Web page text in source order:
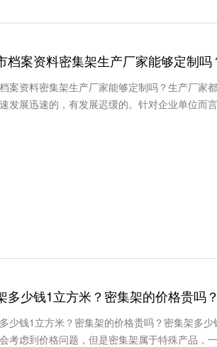
档案资料密集架生产厂家能够定制吗
案资料密集架生产厂家能够定制吗？生产厂家
发展迅速的，有发展迟缓的。针对企业单位
多少钱1立方米？密集架的价格贵吗？
少钱1立方米？密集架的价格贵吗？密集架多
考虑到价格问题，但是密集架属于特殊产品